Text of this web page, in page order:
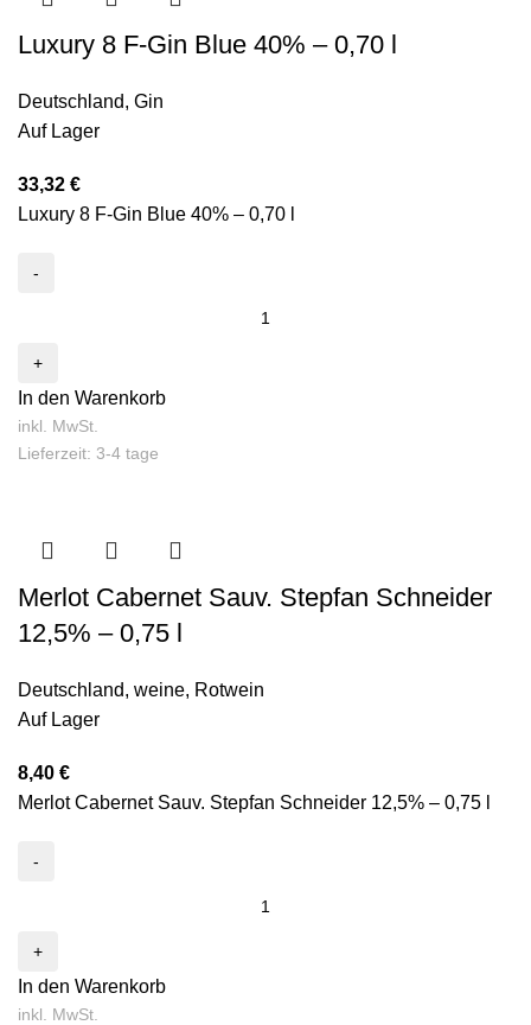
Luxury 8 F-Gin Blue 40% – 0,70 l
Deutschland, Gin
Auf Lager
33,32 €
Luxury 8 F-Gin Blue 40% – 0,70 l
In den Warenkorb
inkl. MwSt.
Lieferzeit: 3-4 tage
Merlot Cabernet Sauv. Stepfan Schneider
12,5% – 0,75 l
Deutschland, weine, Rotwein
Auf Lager
8,40 €
Merlot Cabernet Sauv. Stepfan Schneider 12,5% – 0,75 l
In den Warenkorb
inkl. MwSt.